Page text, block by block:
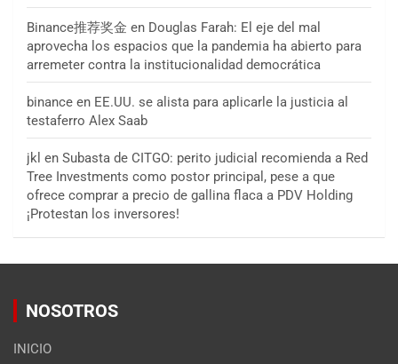
Binance推荐奖金 en Douglas Farah: El eje del mal
aprovecha los espacios que la pandemia ha abierto para
arremeter contra la institucionalidad democrática
binance en EE.UU. se alista para aplicarle la justicia al
testaferro Alex Saab
jkl en Subasta de CITGO: perito judicial recomienda a Red
Tree Investments como postor principal, pese a que
ofrece comprar a precio de gallina flaca a PDV Holding
¡Protestan los inversores!
NOSOTROS
INICIO